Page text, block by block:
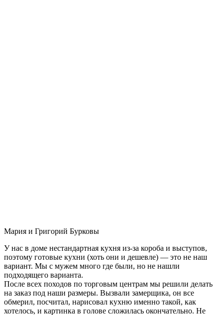
Мария и Григорий Бурковы
У нас в доме нестандартная кухня из-за короба и выступов,
поэтому готовые кухни (хоть они и дешевле) — это не наш
вариант. Мы с мужем много где были, но не нашли
подходящего варианта.
После всех походов по торговым центрам мы решили делать
на заказ под наши размеры. Вызвали замерщика, он все
обмерил, посчитал, нарисовал кухню именно такой, как
хотелось, и картинка в голове сложилась окончательно. Не